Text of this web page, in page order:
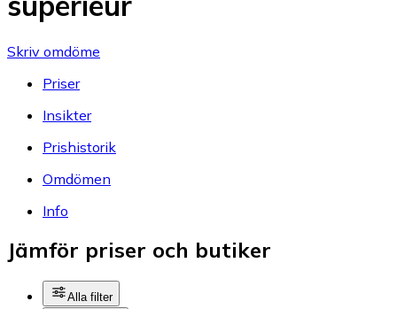
Skriv omdöme
Priser
Insikter
Prishistorik
Omdömen
Info
Jämför priser och butiker
Alla filter